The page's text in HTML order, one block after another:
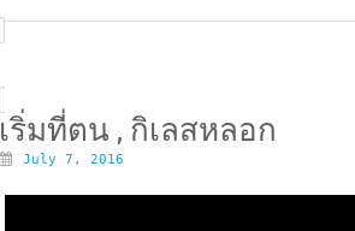
เริ่มที่ตน , กิเลสหลอก
July 7, 2016